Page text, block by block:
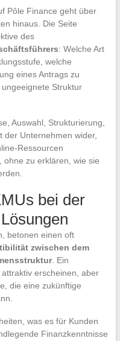
Pôle Finance geht über
hinaus. Die Seite
des
: Welche Art
welche
eines Antrags zu
Struktur
Auswahl, Strukturierung,
der Unternehmen wider,
Ressourcen
ohne zu erklären, wie sie
bei der
betonen einen oft
zwischen dem
. Ein
erscheinen, aber
die eine zukünftige
was es für Kunden
Finanzkenntnisse